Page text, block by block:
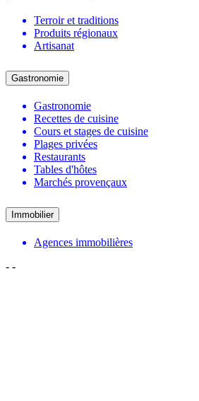
Terroir et traditions
Produits régionaux
Artisanat
Gastronomie
Gastronomie
Recettes de cuisine
Cours et stages de cuisine
Plages privées
Restaurants
Tables d'hôtes
Marchés provençaux
Immobilier
Agences immobilières
- -